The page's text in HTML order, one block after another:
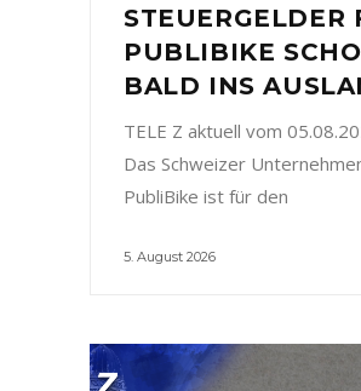
STEUERGELDER
PUBLIBIKE
BALD INS
TELE Z aktuell vom
Das Schweizer
PubliBike ist für den
5. August 2026